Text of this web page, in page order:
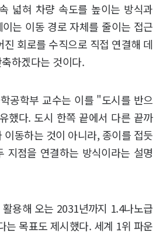
넓혀 차량 속도를 높이는 방식과
는 이동 경로 자체를 줄이는 접근
진 회로를 수직으로 직접 연결해 데
하겠다는 것이다.
공학부 교수는 이를 "도시를 반으
했다. 도시 한쪽 끝에서 다른 끝까
이동하는 것이 아니라, 종이를 접듯
지점을 연결하는 방식이라는 설명
용해 오는 2031년까지 1.4나노급
는 목표도 제시했다. 세계 1위 파운